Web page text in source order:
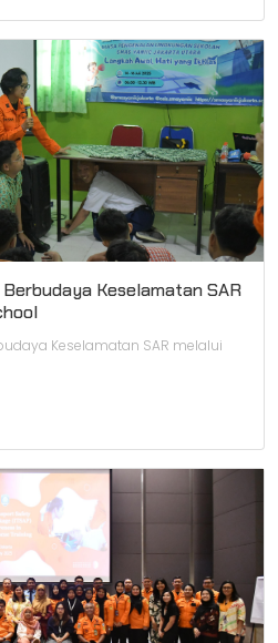
Keselamatan SAR
Keselamatan SAR melalui